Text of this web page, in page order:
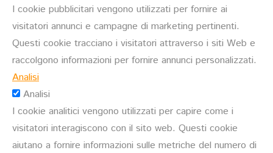
I cookie pubblicitari vengono utilizzati per fornire ai
visitatori annunci e campagne di marketing pertinenti.
Questi cookie tracciano i visitatori attraverso i siti Web e
raccolgono informazioni per fornire annunci personalizzati.
Analisi
Analisi
I cookie analitici vengono utilizzati per capire come i
visitatori interagiscono con il sito web. Questi cookie
aiutano a fornire informazioni sulle metriche del numero di